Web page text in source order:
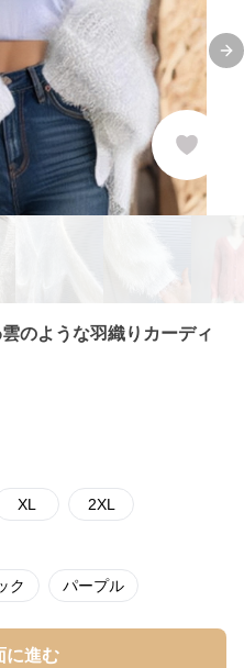
のような羽織りカーディ
XL 2XL
ク パープル
に進む